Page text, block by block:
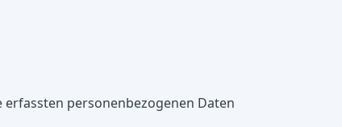
personenbezogenen Daten